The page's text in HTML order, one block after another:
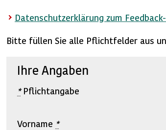
Datenschutzerklärung zum
Bitte füllen Sie alle Pflichtfelder aus
Ihre Angaben
*Pflichtangabe
Vorname *